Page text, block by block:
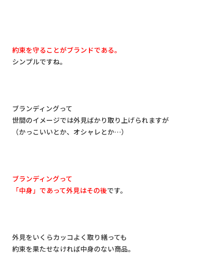
約束を守ることがブランドである。
シンプルですね。
ブランディングって
世間のイメージでは外見ばかり取り上げられますが
（かっこいいとか、オシャレとか…）
ブランディングって
「中身」であって外見はその後です。
外見をいくらカッコよく取り繕っても
約束を果たせなければ中身のない商品。